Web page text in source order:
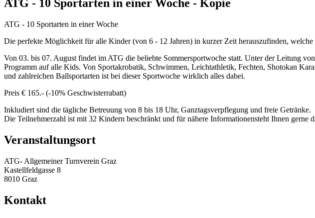
ATG - 10 Sportarten in einer Woche - Kopie
ATG - 10 Sportarten in einer Woche
Die perfekte Möglichkeit für alle Kinder (von 6 - 12 Jahren) in kurzer Zeit herauszufinden, welche
Von 03. bis 07. August findet im ATG die beliebte Sommersportwoche statt. Unter der Leitung
Programm auf alle Kids. Von Sportakrobatik, Schwimmen, Leichtathletik, Fechten, Shotokan
und zahlreichen Ballsportarten ist bei dieser Sportwoche wirklich alles dabei.
Preis € 165.- (-10% Geschwisterrabatt)
Inkludiert sind die tägliche Betreuung von 8 bis 18 Uhr, Ganztagsverpflegung und freie Getränke.
Die Teilnehmerzahl ist mit 32 Kindern beschränkt und für nähere Informationensteht Ihnen gerne
Veranstaltungsort
ATG- Allgemeiner Turnverein Graz
Kastellfeldgasse 8
8010 Graz
Kontakt